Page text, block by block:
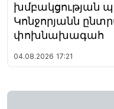
խմբակցության
Կոնջորյանն
փոխնախագահ
04.08.2026 17:21